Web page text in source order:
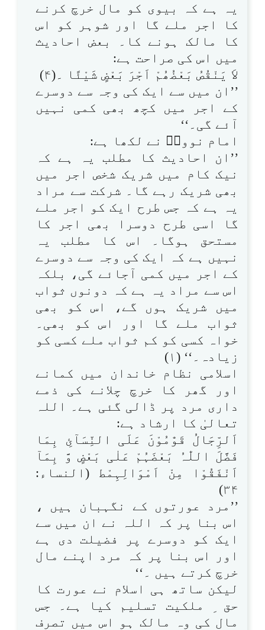
یہ ہے کہ بیوی کو مال خرچ کرنے
کا اجر ملے گا اور شوہر کو اس
کا مالک ہونے کا۔ بعض احادیث
میں اس کی صراحت ہے:
لاَ یَنْقُصُ بَعْضُھُمْ اَجْرَ بَعْضٍ شَیْئًا ۔(۴)
’’ان میں سے ایک کی وجہ سے دوسرے
کے اجر میں کچھ بھی کمی نہیں
آئے گی۔‘‘
امام نوویؒ نے لکھا ہے:
’’ان احادیث کا مطلب یہ ہے کہ
نیک کام میں شریک شخص اجر میں
بھی شریک رہے گا۔ شرکت سے مراد
یہ ہے کہ جس طرح ایک کو اجر ملے
گا اسی طرح دوسرا بھی اجر کا
مستحق ہوگا۔ اس کا مطلب یہ
نہیں ہے کہ ایک کی وجہ سے دوسرے
کے اجر میں کمی آجائے گی، بلکہ
اس سے مراد یہ ہے کہ دونوں ثواب
میں شریک ہوں گے، اس کو بھی
ثواب ملے گا اور اس کو بھی۔
خواہ کسی کو کم ثواب ملے کسی کو
زیادہ۔‘‘ (۱)
اسلامی نظام خاندان میں کمانے
اور گھر کا خرچ چلانے کی ذمے
داری مرد پر ڈالی گئی ہے۔ اللہ
تعالیٰ کا ارشاد ہے:
اَلرِّجَالُ قَوّٰمُوْنَ عَلَی النِّسَآئِ بِمَا
فَضَّلَ اللّٰہُ بَعْضَہُمْ عَلٰی بَعْضٍ وَّ بِمَآ
اَنْفَقُوْا مِنْ اَمْوَالِہِمْط (النساء:
۳۴)
’’مرد عورتوں کے نگہبان ہیں ،
اس بنا پر کہ اللہ نے ان میں سے
ایک کو دوسرے پر فضیلت دی ہے
اور اس بنا پر کہ مرد اپنے مال
خرچ کرتے ہیں ۔‘‘
لیکن ساتھ ہی اسلام نے عورت کا
حق ِ ملکیت تسلیم کیا ہے۔ جس
مال کی وہ مالک ہو اس میں تصرف